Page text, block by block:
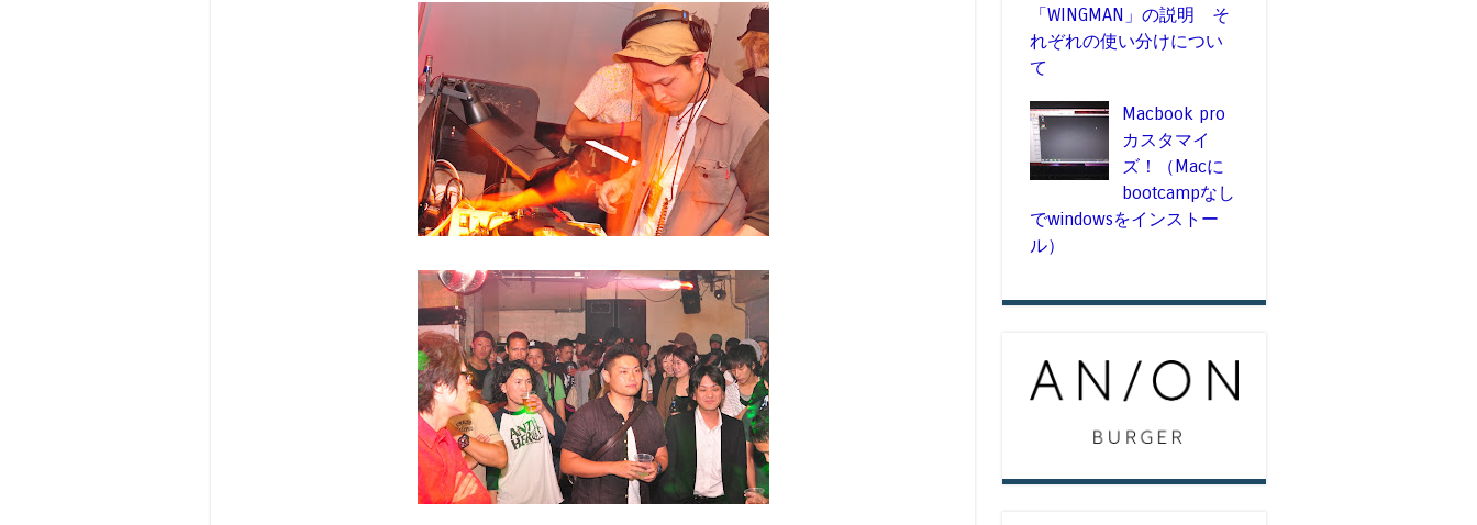
「WINGMAN」の説明 そ
れぞれの使い分けについ
て
Macbook pro
カスタマイ
ズ！（Macに
bootcampなし
でwindowsをインストー
ル）